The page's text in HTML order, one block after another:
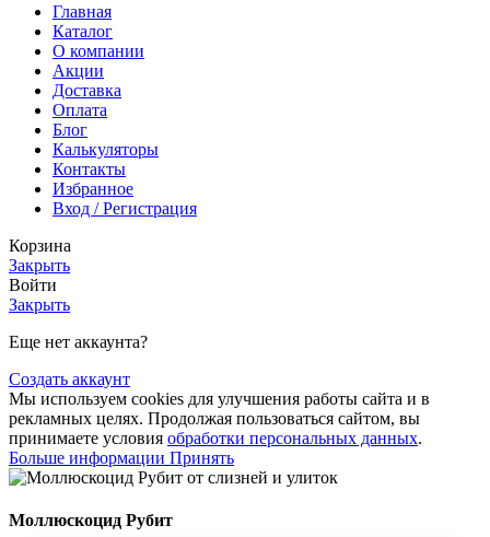
Главная
Каталог
О компании
Акции
Доставка
Оплата
Блог
Калькуляторы
Контакты
Избранное
Вход / Регистрация
Корзина
Закрыть
Войти
Закрыть
Еще нет аккаунта?
Создать аккаунт
Мы используем cookies для улучшения работы сайта и в
рекламных целях. Продолжая пользоваться сайтом, вы
принимаете условия обработки персональных данных.
Больше информации Принять
Моллюскоцид Рубит